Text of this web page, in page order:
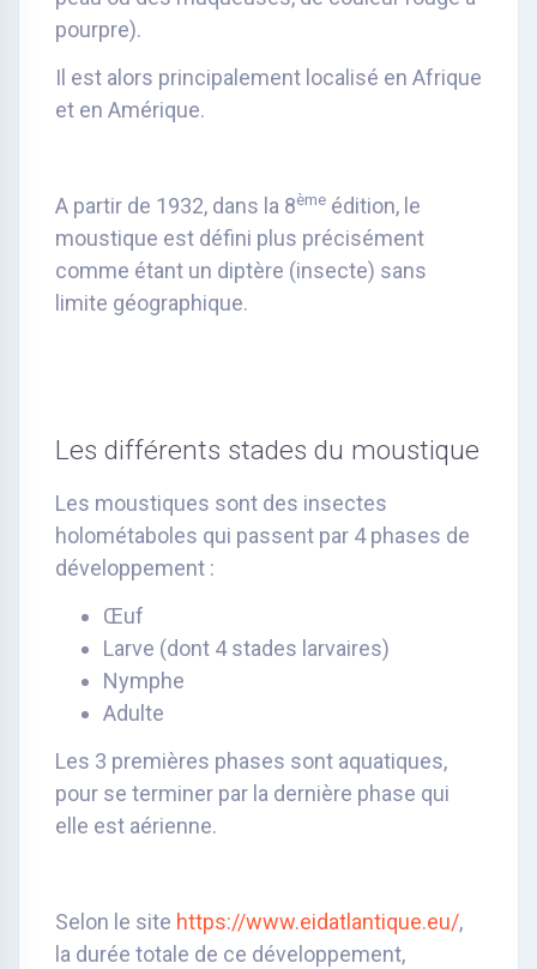
pourpre).
Il est alors principalement localisé en Afrique
et en Amérique.
A partir de 1932, dans la 8ème édition, le
moustique est défini plus précisément
comme étant un diptère (insecte) sans
limite géographique.
Les différents stades du moustique
Les moustiques sont des insectes
holométaboles qui passent par 4 phases de
développement :
Œuf
Larve (dont 4 stades larvaires)
Nymphe
Adulte
Les 3 premières phases sont aquatiques,
pour se terminer par la dernière phase qui
elle est aérienne.
Selon le site https://www.eidatlantique.eu/,
la durée totale de ce développement,